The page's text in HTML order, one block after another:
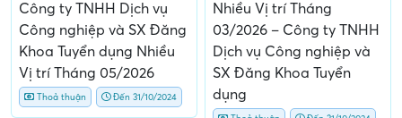
Công ty TNHH Dịch vụ
Công nghiệp và SX Đăng
Khoa Tuyển dụng Nhiều
Vị trí Tháng 05/2026
Thoả thuận Đến 31/10/2024
Nhiều Vị trí Tháng
03/2026 – Công ty TNHH
Dịch vụ Công nghiệp và
SX Đăng Khoa Tuyển
dụng